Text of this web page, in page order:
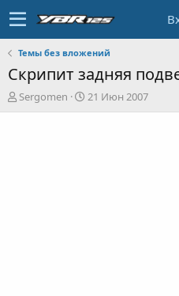
Темы без вложений
Скрипит задняя
А
в
Sergomen
Д
а
21 Июн 2007